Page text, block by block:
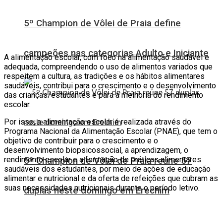
5º Champion de Vôlei de Praia define
campeões nas categorias Adulto e Iniciante
5º Champion de Vôlei de Praia reúne 57
duplas neste domingo em Erechim
A alimentação escolar, com foco na alimentação saudável e
adequada, compreendendo o uso de alimentos variados que
respeitem a cultura, as tradições e os hábitos alimentares
saudáveis, contribui para o crescimento e o desenvolvimento
das crianças/estudantes e para a melhoria do rendimento
escolar.
Por isso, a alimentação escolar é realizada através do
Programa Nacional da Alimentação Escolar (PNAE), que tem o
objetivo de contribuir para o crescimento e o
desenvolvimento biopsicossocial, a aprendizagem, o
rendimento escolar e a formação de práticas alimentares
saudáveis dos estudantes, por meio de ações de educação
alimentar e nutricional e da oferta de refeições que cubram as
suas necessidades nutricionais durante o período letivo.